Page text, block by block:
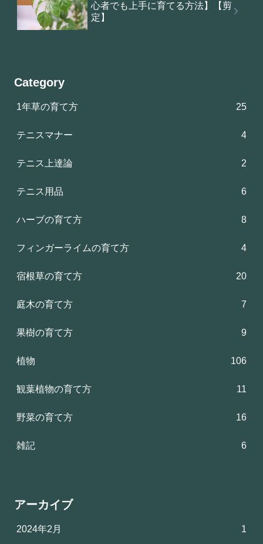
心者でも上手に育てる方法】【剪
定】
Category
1年草の育て方 25
テニスマナー 4
テニス上達論 2
テニス用品 6
ハーブの育て方 8
フィンガーライムの育て方 4
宿根草の育て方 20
庭木の育て方 7
果樹の育て方 9
植物 106
観葉植物の育て方 11
野菜の育て方 16
雑記 6
アーカイブ
2024年2月 1